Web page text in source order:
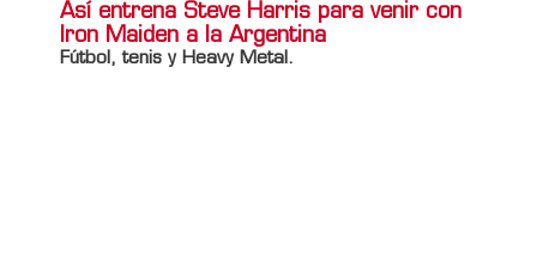
Así entrena Steve Harris para venir con
Iron Maiden a la Argentina
Fútbol, tenis y Heavy Metal.